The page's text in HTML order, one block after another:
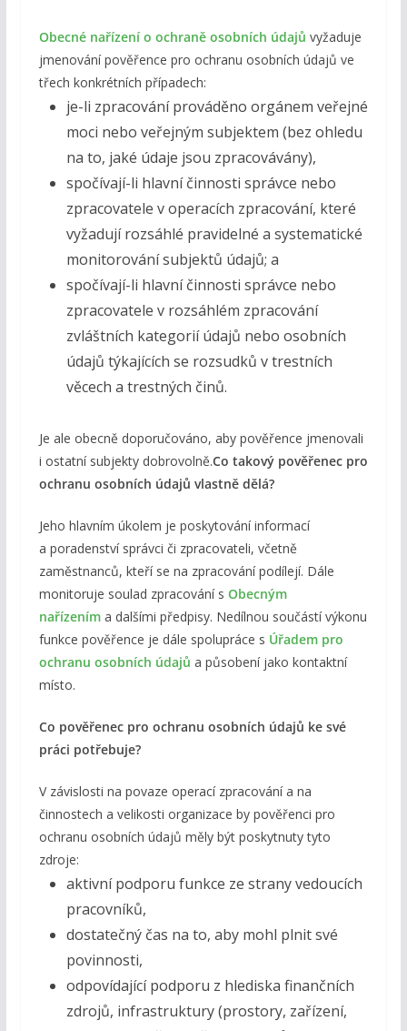
Obecné nařízení o ochraně osobních údajů vyžaduje
jmenování pověřence pro ochranu osobních údajů ve
třech konkrétních případech:
je-li zpracování prováděno orgánem veřejné
moci nebo veřejným subjektem (bez ohledu
na to, jaké údaje jsou zpracovávány),
spočívají-li hlavní činnosti správce nebo
zpracovatele v operacích zpracování, které
vyžadují rozsáhlé pravidelné a systematické
monitorování subjektů údajů; a
spočívají-li hlavní činnosti správce nebo
zpracovatele v rozsáhlém zpracování
zvláštních kategorií údajů nebo osobních
údajů týkajících se rozsudků v trestních
věcech a trestných činů.
Je ale obecně doporučováno, aby pověřence jmenovali
i ostatní subjekty dobrovolně.Co takový pověřenec pro
ochranu osobních údajů vlastně dělá?
Jeho hlavním úkolem je poskytování informací
a poradenství správci či zpracovateli, včetně
zaměstnanců, kteří se na zpracování podílejí. Dále
monitoruje soulad zpracování s Obecným
nařízeníma dalšími předpisy. Nedílnou součástí výkonu
funkce pověřence je dále spolupráce s Úřadem pro
ochranu osobních údajů a působení jako kontaktní
místo.
Co pověřenec pro ochranu osobních údajů ke své
práci potřebuje?
V závislosti na povaze operací zpracování a na
činnostech a velikosti organizace by pověřenci pro
ochranu osobních údajů měly být poskytnuty tyto
zdroje:
aktivní podporu funkce ze strany vedoucích
pracovníků,
dostatečný čas na to, aby mohl plnit své
povinnosti,
odpovídající podporu z hlediska finančních
zdrojů, infrastruktury (prostory, zařízení,